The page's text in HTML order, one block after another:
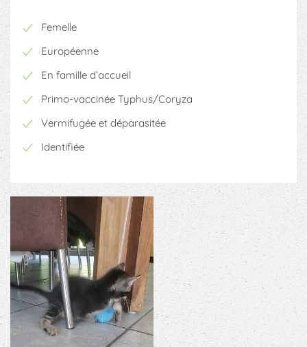
Femelle
Européenne
En famille d’accueil
Primo-vaccinée Typhus/Coryza
Vermifugée et déparasitée
Identifiée